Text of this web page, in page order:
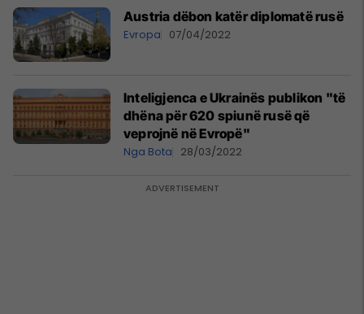
Austria dëbon katër diplomatë rusë
Evropa 07/04/2022
Inteligjenca e Ukrainës publikon "të
dhëna për 620 spiunë rusë që
veprojnë në Evropë"
Nga Bota 28/03/2022